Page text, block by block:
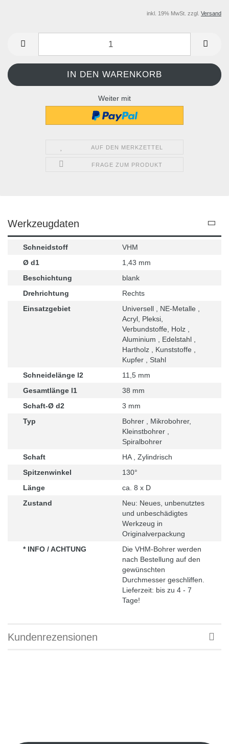
inkl. 19% MwSt. zzgl. Versand
Weiter mit
AUF DEN MERKZETTEL
FRAGE ZUM PRODUKT
Werkzeugdaten
Schneidstoff
VHM
Ø d1
1,43 mm
Beschichtung
blank
Drehrichtung
Rechts
Einsatzgebiet
Universell , NE-Metalle ,
Acryl, Pleksi,
Verbundstoffe, Holz ,
Aluminium , Edelstahl ,
Hartholz , Kunststoffe ,
Kupfer , Stahl
Schneidelänge l2
11,5 mm
Gesamtlänge l1
38 mm
Schaft-Ø d2
3 mm
Typ
Bohrer , Mikrobohrer,
Kleinstbohrer ,
Spiralbohrer
Schaft
HA , Zylindrisch
Spitzenwinkel
130°
Länge
ca. 8 x D
Zustand
Neu: Neues, unbenutztes
und unbeschädigtes
Werkzeug in
Originalverpackung
* INFO / ACHTUNG
Die VHM-Bohrer werden
nach Bestellung auf den
gewünschten
Durchmesser geschliffen.
Lieferzeit: bis zu 4 - 7
Tage!
Kundenrezensionen